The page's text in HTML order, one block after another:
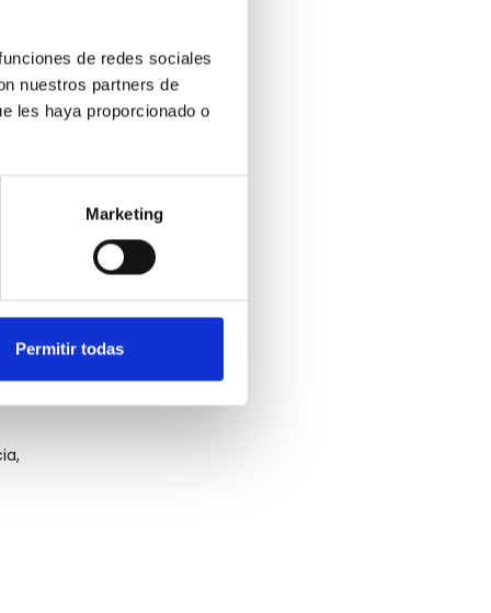
de redes sociales
nuestros partners de
les haya proporcionado o
Marketing
Permitir todas
el